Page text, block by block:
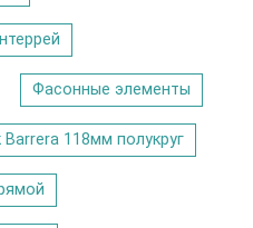
Фасонные элементы
Barrera 118мм полукруг